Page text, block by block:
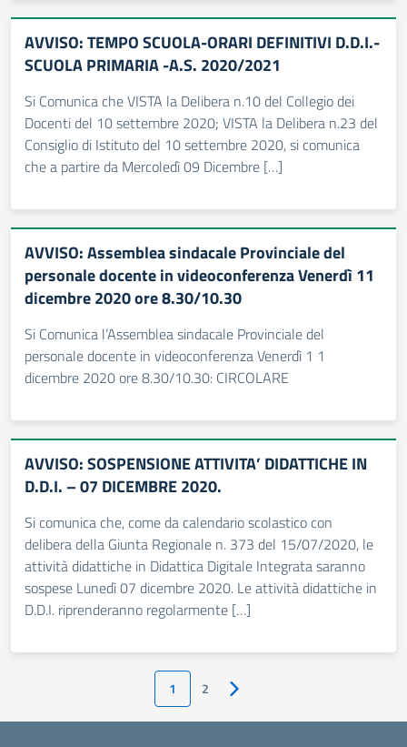
AVVISO: TEMPO SCUOLA-ORARI DEFINITIVI D.D.I.-
SCUOLA PRIMARIA -A.S. 2020/2021
Si Comunica che VISTA la Delibera n.10 del Collegio dei
Docenti del 10 settembre 2020; VISTA la Delibera n.23 del
Consiglio di Istituto del 10 settembre 2020, si comunica
che a partire da Mercoledì 09 Dicembre […]
AVVISO: Assemblea sindacale Provinciale del
personale docente in videoconferenza Venerdì 11
dicembre 2020 ore 8.30/10.30
Si Comunica l’Assemblea sindacale Provinciale del
personale docente in videoconferenza Venerdì 1 1
dicembre 2020 ore 8.30/10.30: CIRCOLARE
AVVISO: SOSPENSIONE ATTIVITA’ DIDATTICHE IN
D.D.I. – 07 DICEMBRE 2020.
Si comunica che, come da calendario scolastico con
delibera della Giunta Regionale n. 373 del 15/07/2020, le
attività didattiche in Didattica Digitale Integrata saranno
sospese Lunedì 07 dicembre 2020. Le attività didattiche in
D.D.I. riprenderanno regolarmente […]
1 2 Pagina successiva